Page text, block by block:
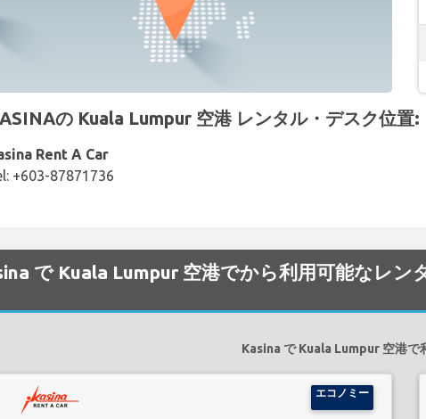
の Kuala Lumpur 空港 レンタル・デスク位置:
Rent A Car
+603-87871736
で Kuala Lumpur 空港でから利用可能なレン
Kasina で Kuala Lumpur 空港で
エコノミー